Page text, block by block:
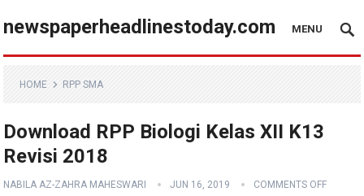
newspaperheadlinestoday.com MENU
HOME RPP SMA
Download RPP Biologi Kelas XII K13
Revisi 2018
NABILA AZ-ZAHRA MAHESWARI JUN 16, 2019 COMMENTS OFF